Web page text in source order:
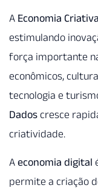
A Economia Criativa
estimulando
força importante
econômicos,
tecnologia e
Dados cresce
criatividade.
A economia digital
permite a criação